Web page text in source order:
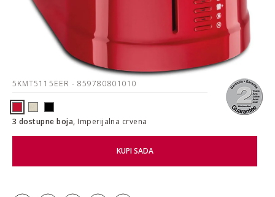
5KMT5115EER - 859780801010
3 dostupne boja, Imperijalna crvena
KUPI SADA